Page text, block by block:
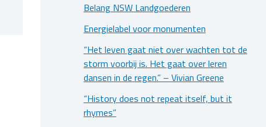
Belang NSW Landgoederen
Energielabel voor monumenten
“Het leven gaat niet over wachten tot de
storm voorbij is. Het gaat over leren
dansen in de regen.” – Vivian Greene
“History does not repeat itself, but it
rhymes”